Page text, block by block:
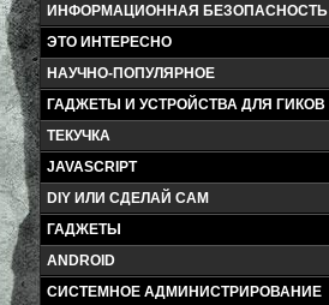
ИНФОРМАЦИОННАЯ БЕЗОПАСНОСТЬ
ЭТО ИНТЕРЕСНО
НАУЧНО-ПОПУЛЯРНОЕ
ГАДЖЕТЫ И УСТРОЙСТВА ДЛЯ ГИКОВ
ТЕКУЧКА
JAVASCRIPT
DIY ИЛИ СДЕЛАЙ САМ
ГАДЖЕТЫ
ANDROID
СИСТЕМНОЕ АДМИНИСТРИРОВАНИЕ